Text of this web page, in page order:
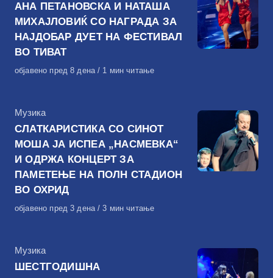
АНА ПЕТАНОВСКА И НАТАША
МИХАЈЛОВИЌ СО НАГРАДА ЗА
НАЈДОБАР ДУЕТ НА ФЕСТИВАЛ
ВО ТИВАТ
Објавено
објавено пред 8 дена 1 мин читање
КАтегорија
Музика
СЛАТКАРИСТИКА СО СИНОТ
МОША ЈА ИСПЕА „НАСМЕВКА“
И ОДРЖА КОНЦЕРТ ЗА
ПАМЕТЕЊЕ НА ПОЛН СТАДИОН
ВО ОХРИД
Објавено
објавено пред 3 дена 3 мин читање
КАтегорија
Музика
ШЕСТГОДИШНА